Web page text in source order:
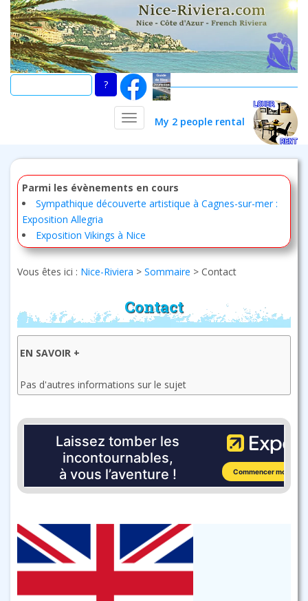
Skip
main
content
My 2 people rental
TOGGLE NAVIGATION
Parmi les évènements en cours
Sympathique découverte artistique à Cagnes-sur-mer :
Exposition Allegria
Exposition Vikings à Nice
Vous êtes ici : Nice-Riviera > Sommaire > Contact
Contact
EN SAVOIR +
Pas d'autres informations sur le sujet